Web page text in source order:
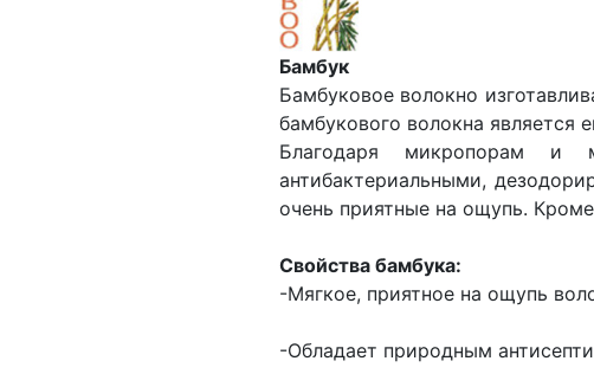
Бамбук
Бамбуковое волокно
бамбукового волокна является
Благодаря микропорам и
антибактериальными,
очень приятные на ощупь.
Свойства бамбука:
-Мягкое, приятное на ощупь
-Обладает природным